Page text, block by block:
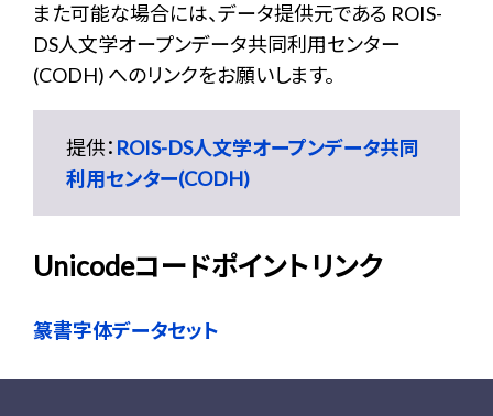
また可能な場合には、データ提供元である ROIS-
DS人文学オープンデータ共同利用センター
(CODH) へのリンクをお願いします。
提供： ROIS-DS人文学オープンデータ共同
利用センター(CODH)
Unicodeコードポイントリンク
篆書字体データセット